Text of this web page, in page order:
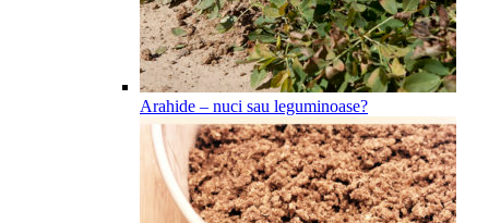
Arahide – nuci sau leguminoase?